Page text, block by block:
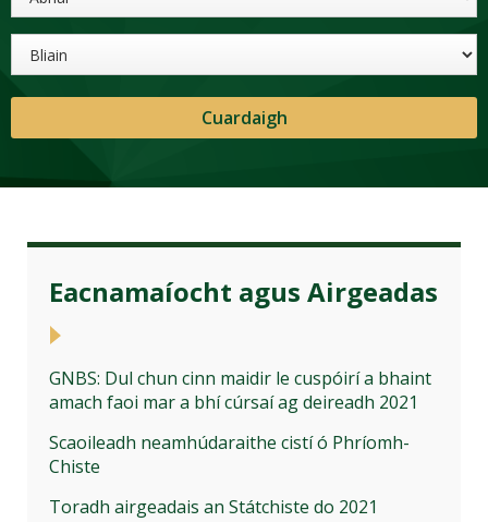
Bliain
Eacnamaíocht agus Airgeadas
GNBS: Dul chun cinn maidir le cuspóirí a bhaint
amach faoi mar a bhí cúrsaí ag deireadh 2021
Scaoileadh neamhúdaraithe cistí ó Phríomh-
Chiste
Toradh airgeadais an Státchiste do 2021